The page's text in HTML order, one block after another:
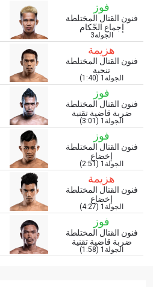
فوز
فنون القتال المختلطة
إجماع الحّكام
الجولة3
هزيمة
فنون القتال المختلطة
تنحية
الجولة1 (1:40)
فوز
فنون القتال المختلطة
ضربة قاضية تقنية
الجولة1 (3:01)
فوز
فنون القتال المختلطة
إخضاع
الجولة1 (2:51)
هزيمة
فنون القتال المختلطة
إخضاع
الجولة1 (4:27)
فوز
فنون القتال المختلطة
ضربة قاضية تقنية
الجولة1 (1:58)
شاهد أبرز
إشترك
بإرسال هذا النموذج، فإنك
واستخدامها والإفصاح عنها
يمكنك إلغاء الاشتراك في